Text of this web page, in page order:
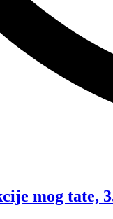
mog tate,